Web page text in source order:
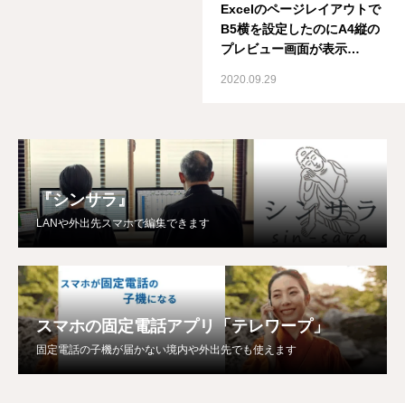
Excelのページレイアウトで
B5横を設定したのにA4縦の
プレビュー画面が表示
認ください。
2020.09.29
『シンサラ』
LANや外出先スマホで編集できます
スマホの固定電話アプリ「テレワープ」
固定電話の子機が届かない境内や外出先でも使えます